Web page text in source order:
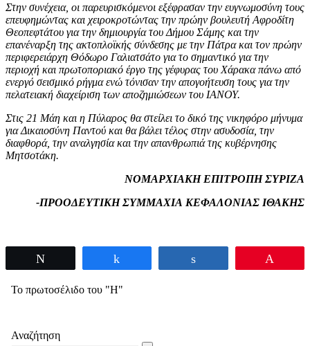
Στην συνέχεια, οι παρευρισκόμενοι εξέφρασαν την ευγνωμοσύνη τους
επευφημώντας και χειροκροτώντας την πρώην βουλευτή Αφροδίτη
Θεοπεφτάτου για την δημιουργία του Δήμου Σάμης και την
επανέναρξη της ακτοπλοϊκής σύνδεσης με την Πάτρα και τον πρώην
περιφερειάρχη Θόδωρο Γαλιατσάτο για το σημαντικό για την
περιοχή και πρωτοποριακό έργο της γέφυρας του Χάρακα πάνω από
ενεργό σεισμικό ρήγμα ενώ τόνισαν την απογοήτευση τους για την
πελατειακή διαχείριση των αποζημιώσεων του ΙΑΝΟΥ.
Στις 21 Μάη και η Πύλαρος θα στείλει το δικό της νικηφόρο μήνυμα
για Δικαιοσύνη Παντού και θα βάλει τέλος στην ασυδοσία, την
διαφθορά, την αναλγησία και την απανθρωπιά της κυβέρνησης
Μητσοτάκη.
ΝΟΜΑΡΧΙΑΚΗ ΕΠΙΤΡΟΠΗ ΣΥΡΙΖΑ
-ΠΡΟΟΔΕΥΤΙΚΗ ΣΥΜΜΑΧΙΑ ΚΕΦΑΛΟΝΙΑΣ ΙΘΑΚΗΣ
Το πρωτοσέλιδο του "Η"
Αναζήτηση